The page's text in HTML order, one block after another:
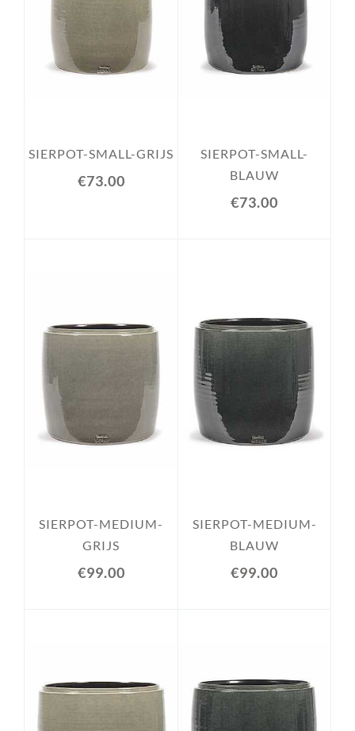
SIERPOT-SMALL-GRIJS
€73.00
SIERPOT-SMALL-
BLAUW
€73.00
SIERPOT-MEDIUM-
GRIJS
€99.00
SIERPOT-MEDIUM-
BLAUW
€99.00